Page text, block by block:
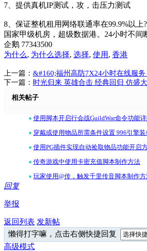
7、提供真机IP测试，攻，击压力测试
8、保证整机租用网络联通率在99.9%以上?
国家甲级机房，超级数据港。24小时不
企鹅 77343500
为什么, 为什么选择, 选择, 使用 , 香港
上一篇： &#160;福州高防7X24小时在线服
下一篇： 时光归来 英雄合击 经典回归 仿盛
相关帖子
• 使用脚本开启行会战GuildWar命令功能
• 穿戴或使用物品所需条件设置 996引擎装
• 使用PG插件实现自动捡取物品功能开启
• 传奇游戏中使用卡密充值脚本制作方法
• 玩家使用@传，触发千里传音脚本制作
回复
举报
返回列表 发新帖
懒得打字嘛，点击右侧快捷回复
高级模式